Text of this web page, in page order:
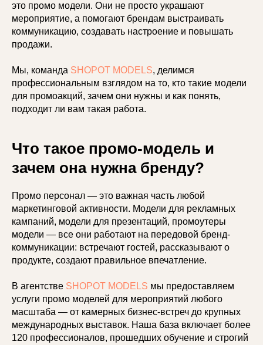
это промо модели. Они не просто украшают
мероприятие, а помогают брендам выстраивать
коммуникацию, создавать настроение и повышать
продажи.
Мы, команда SHOPOT MODELS, делимся
профессиональным взглядом на то, кто такие модели
для промоакций, зачем они нужны и как понять,
подходит ли вам такая работа.
Что такое промо-модель и
зачем она нужна бренду?
Промо персонал — это важная часть любой
маркетинговой активности. Модели для рекламных
кампаний, модели для презентаций, промоутеры
модели — все они работают на передовой бренд-
коммуникации: встречают гостей, рассказывают о
продукте, создают правильное впечатление.
В агентстве SHOPOT MODELS мы предоставляем
услуги промо моделей для мероприятий любого
масштаба — от камерных бизнес-встреч до крупных
международных выставок. Наша база включает более
120 профессионалов, прошедших обучение и строгий